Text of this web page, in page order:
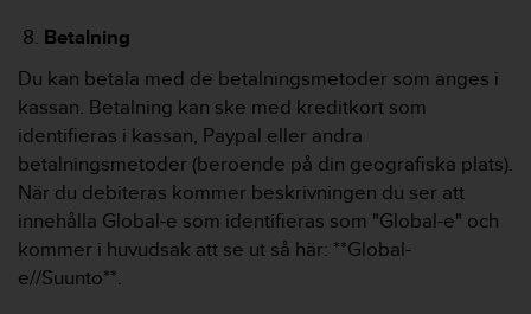
Betalning
Du kan betala med de betalningsmetoder som anges i
kassan. Betalning kan ske med kreditkort som
identifieras i kassan, Paypal eller andra
betalningsmetoder (beroende på din geografiska plats).
När du debiteras kommer beskrivningen du ser att
innehålla Global-e som identifieras som "Global-e" och
kommer i huvudsak att se ut så här: **Global-
e//Suunto**.